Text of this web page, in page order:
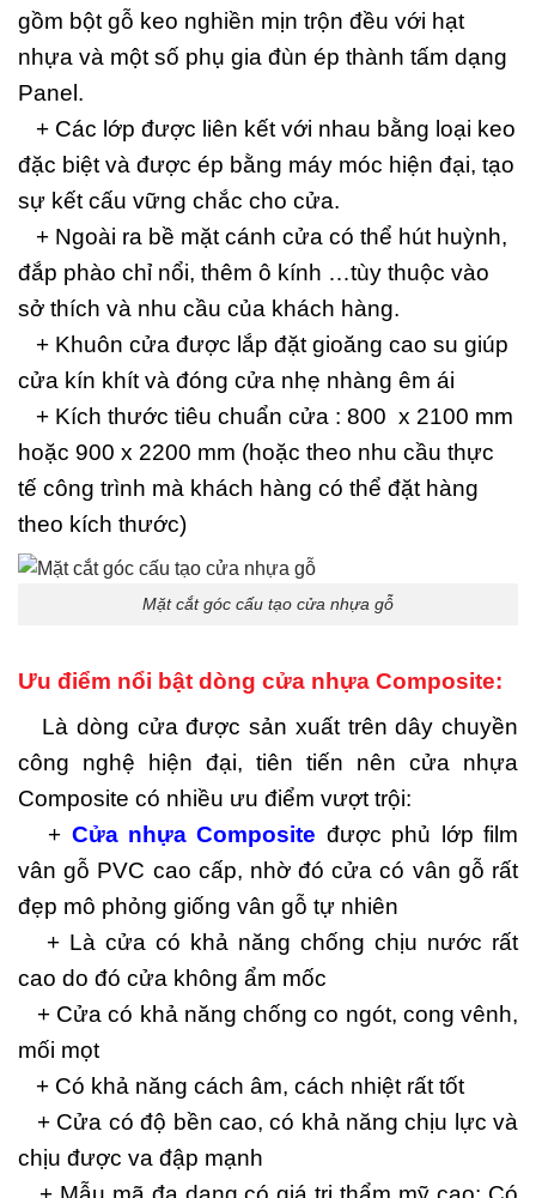
gồm bột gỗ keo nghiền mịn trộn đều với hạt
nhựa và một số phụ gia đùn ép thành tấm dạng
Panel.
+ Các lớp được liên kết với nhau bằng loại keo
đặc biệt và được ép bằng máy móc hiện đại, tạo
sự kết cấu vững chắc cho cửa.
+ Ngoài ra bề mặt cánh cửa có thể hút huỳnh,
đắp phào chỉ nổi, thêm ô kính …tùy thuộc vào
sở thích và nhu cầu của khách hàng.
+ Khuôn cửa được lắp đặt gioăng cao su giúp
cửa kín khít và đóng cửa nhẹ nhàng êm ái
+ Kích thước tiêu chuẩn cửa : 800 x 2100 mm
hoặc 900 x 2200 mm (hoặc theo nhu cầu thực
tế công trình mà khách hàng có thể đặt hàng
theo kích thước)
Mặt cắt góc cấu tạo cửa nhựa gỗ
Ưu điểm nổi bật dòng cửa nhựa Composite:
Là dòng cửa được sản xuất trên dây chuyền
công nghệ hiện đại, tiên tiến nên cửa nhựa
Composite có nhiều ưu điểm vượt trội:
+ Cửa nhựa Composite được phủ lớp film
vân gỗ PVC cao cấp, nhờ đó cửa có vân gỗ rất
đẹp mô phỏng giống vân gỗ tự nhiên
+ Là cửa có khả năng chống chịu nước rất
cao do đó cửa không ẩm mốc
+ Cửa có khả năng chống co ngót, cong vênh,
mối mọt
+ Có khả năng cách âm, cách nhiệt rất tốt
+ Cửa có độ bền cao, có khả năng chịu lực và
chịu được va đập mạnh